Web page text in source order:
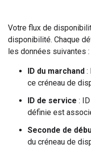
Votre flux de
disponibilité. Chaque
les données suivantes :
ID du marchand :
ce créneau de
ID de service :
définie est
Seconde de
du créneau de